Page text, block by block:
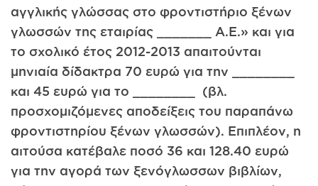
αγγλικής γλώσσας στο φροντιστήριο ξένων
γλωσσών της εταιρίας _______ Α.Ε.» και για
το σχολικό έτος 2012-2013 απαιτούνται
μηνιαία δίδακτρα 70 ευρώ για την ________
και 45 ευρώ για το ________ (βλ.
προσχομιζόμενες αποδείξεις του παραπάνω
φροντιστηρίου ξένων γλωσσών). Επιπλέον, η
αιτούσα κατέβαλε ποσό 36 και 128.40 ευρώ
για την αγορά των ξενόγλωσσων βιβλίων,